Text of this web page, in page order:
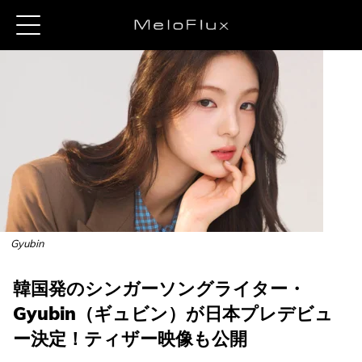
Gyubin
韓国発のシンガーソングライター・
Gyubin（ギュビン）が日本プレデビュ
ー決定！ティザー映像も公開